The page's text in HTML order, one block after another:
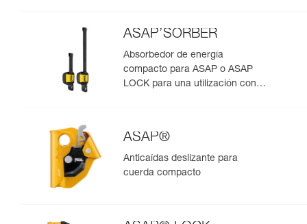
ASAP’SORBER
Absorbedor de energía
compacto para ASAP o ASAP
LOCK para una utilización con
ASAP®
Anticaídas deslizante para
cuerda compacto